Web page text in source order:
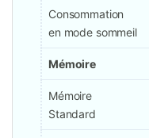
Consommation
en mode sommeil
Mémoire
Mémoire
Standard